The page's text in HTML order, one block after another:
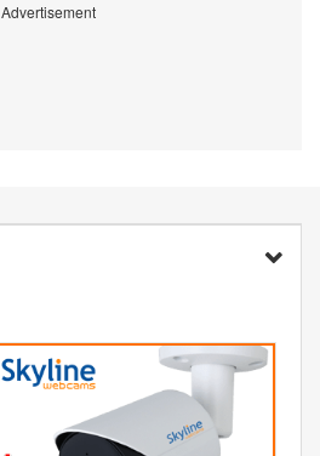
Advertisement